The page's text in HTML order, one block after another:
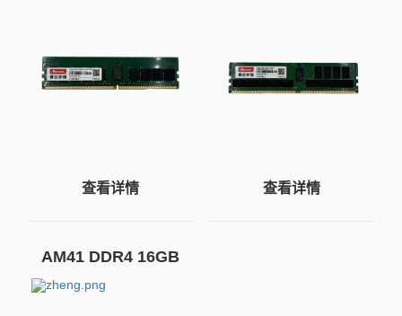
查看详情 查看详情
AM41 DDR4 16GB
3200 UDIMM